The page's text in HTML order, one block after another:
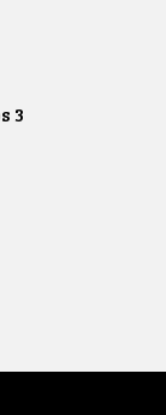
3